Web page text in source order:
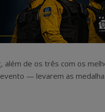
além de os três com os
— levarem as